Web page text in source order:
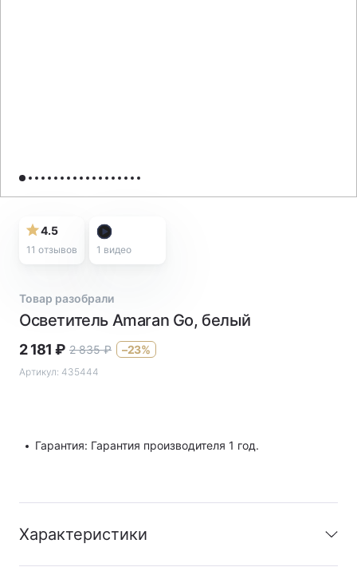
4.5
11 отзывов 1 видео
Товар разобрали
Осветитель Amaran Go, белый
2 181 ₽ 2 835 ₽ –23%
Артикул: 435444
Гарантия: Гарантия производителя 1 год.
Характеристики